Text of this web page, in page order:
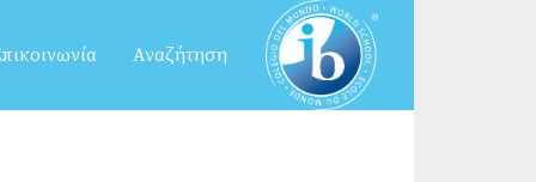
Αναζήτηση